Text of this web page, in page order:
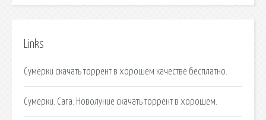
Links
Сумерки скачать торрент в хорошем качестве бесплатно.
Сумерки. Сага. Новолуние скачать торрент в хорошем.